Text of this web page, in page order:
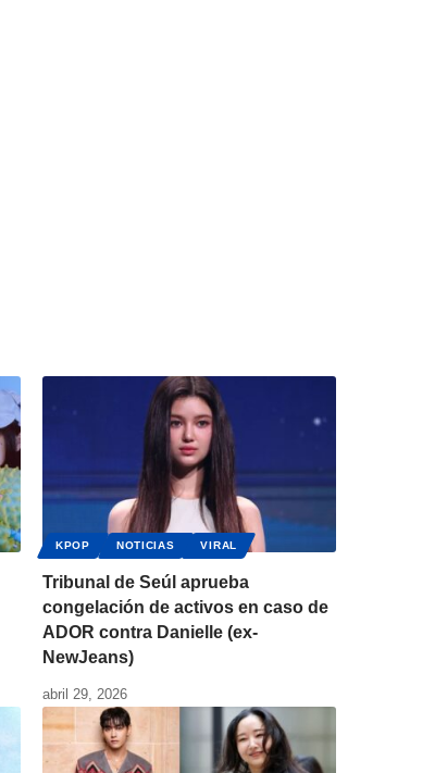
KPOP NOTICIAS VIRAL
Tribunal de Seúl aprueba
congelación de activos en caso de
ADOR contra Danielle (ex-
NewJeans)
abril 29, 2026